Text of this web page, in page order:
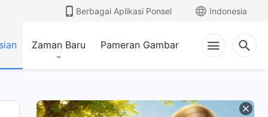
Berbagai Aplikasi Ponsel Indonesia
Zaman Baru Pameran Gambar